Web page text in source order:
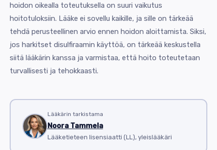
hoidon oikealla toteutuksella on suuri vaikutus
hoitotuloksiin. Lääke ei sovellu kaikille, ja sille on tärkeää
tehdä perusteellinen arvio ennen hoidon aloittamista. Siksi,
jos harkitset disulfiraamin käyttöä, on tärkeää keskustella
siitä lääkärin kanssa ja varmistaa, että hoito toteutetaan
turvallisesti ja tehokkaasti.
Lääkärin tarkistama
Noora Tammela
Lääketieteen lisensiaatti (LL), yleislääkäri